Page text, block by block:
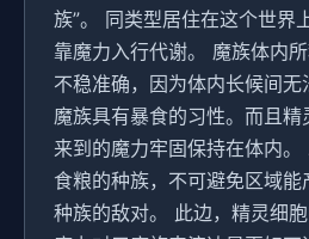
族”。 同类型居住在这个世界
靠魔力入行代谢。 魔族体内
不稳准确，因为体内长候间无
魔族具有暴食的习性。而且
来到的魔力牢固保持在体内
食粮的种族，不可避免区域
种族的敌对。 此边，精灵细